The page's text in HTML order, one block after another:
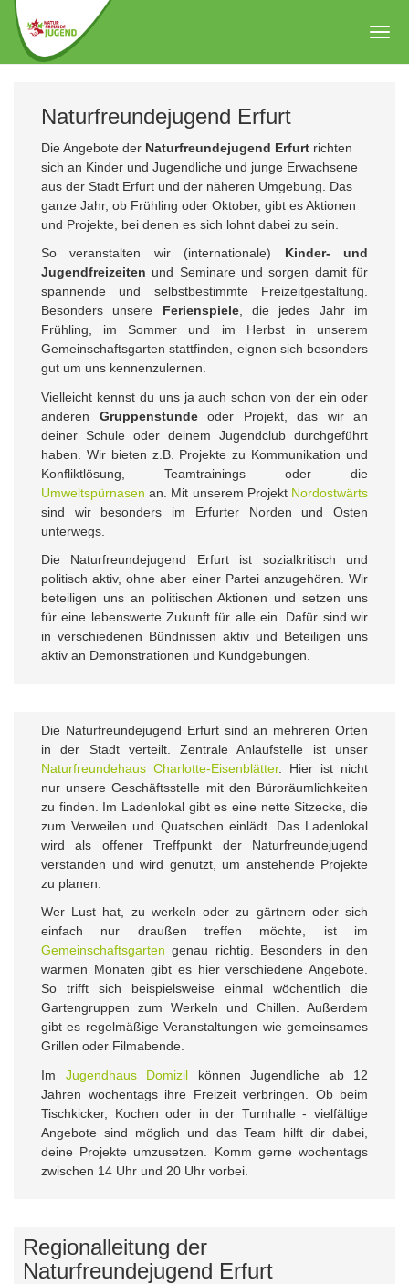
Zum
Hauptinhalt
springen
Naturfreundejugend Erfurt
Die Angebote der Naturfreundejugend Erfurt richten
sich an Kinder und Jugendliche und junge Erwachsene
aus der Stadt Erfurt und der näheren Umgebung. Das
ganze Jahr, ob Frühling oder Oktober, gibt es Aktionen
und Projekte, bei denen es sich lohnt dabei zu sein.
So veranstalten wir (internationale) Kinder- und
Jugendfreizeiten und Seminare und sorgen damit für
spannende und selbstbestimmte Freizeitgestaltung.
Besonders unsere Ferienspiele, die jedes Jahr im
Frühling, im Sommer und im Herbst in unserem
Gemeinschaftsgarten stattfinden, eignen sich besonders
gut um uns kennenzulernen.
Vielleicht kennst du uns ja auch schon von der ein oder
anderen Gruppenstundeoder Projekt, das wir an
deiner Schule oder deinem Jugendclub durchgeführt
haben. Wir bieten z.B. Projekte zu Kommunikation und
Konfliktlösung, Teamtrainings oder die
Umweltspürnasen an. Mit unserem Projekt Nordostwärts
sind wir besonders im Erfurter Norden und Osten
unterwegs.
Die Naturfreundejugend Erfurt ist sozialkritisch und
politisch aktiv, ohne aber einer Partei anzugehören. Wir
beteiligen uns an politischen Aktionen und setzen uns
für eine lebenswerte Zukunft für alle ein. Dafür sind wir
in verschiedenen Bündnissen aktiv und Beteiligen uns
aktiv an Demonstrationen und Kundgebungen.
Die Naturfreundejugend Erfurt sind an mehreren Orten
in der Stadt verteilt. Zentrale Anlaufstelle ist unser
Naturfreundehaus Charlotte-Eisenblätter. Hier ist nicht
nur unsere Geschäftsstelle mit den Büroräumlichkeiten
zu finden. Im Ladenlokal gibt es eine nette Sitzecke, die
zum Verweilen und Quatschen einlädt. Das Ladenlokal
wird als offener Treffpunkt der Naturfreundejugend
verstanden und wird genutzt, um anstehende Projekte
zu planen.
Wer Lust hat, zu werkeln oder zu gärtnern oder sich
einfach nur draußen treffen möchte, ist im
Gemeinschaftsgarten genau richtig. Besonders in den
warmen Monaten gibt es hier verschiedene Angebote.
So trifft sich beispielsweise einmal wöchentlich die
Gartengruppen zum Werkeln und Chillen. Außerdem
gibt es regelmäßige Veranstaltungen wie gemeinsames
Grillen oder Filmabende.
Im Jugendhaus Domizil können Jugendliche ab 12
Jahren wochentags ihre Freizeit verbringen. Ob beim
Tischkicker, Kochen oder in der Turnhalle - vielfältige
Angebote sind möglich und das Team hilft dir dabei,
deine Projekte umzusetzen. Komm gerne wochentags
zwischen 14 Uhr und 20 Uhr vorbei.
Regionalleitung der
Naturfreundejugend Erfurt